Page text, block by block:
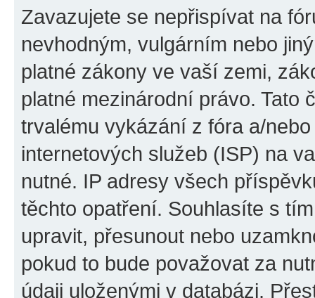
Zavazujete se nepřispívat na
nevhodným, vulgárním nebo
platné zákony ve vaší zemi,
platné mezinárodní právo. Tato
trvalému vykázání z fóra a/
internetových služeb (ISP) na
nutné. IP adresy všech
těchto opatření. Souhlasíte s
upravit, přesunout nebo
pokud to bude považovat za
údaji uloženými v databázi.